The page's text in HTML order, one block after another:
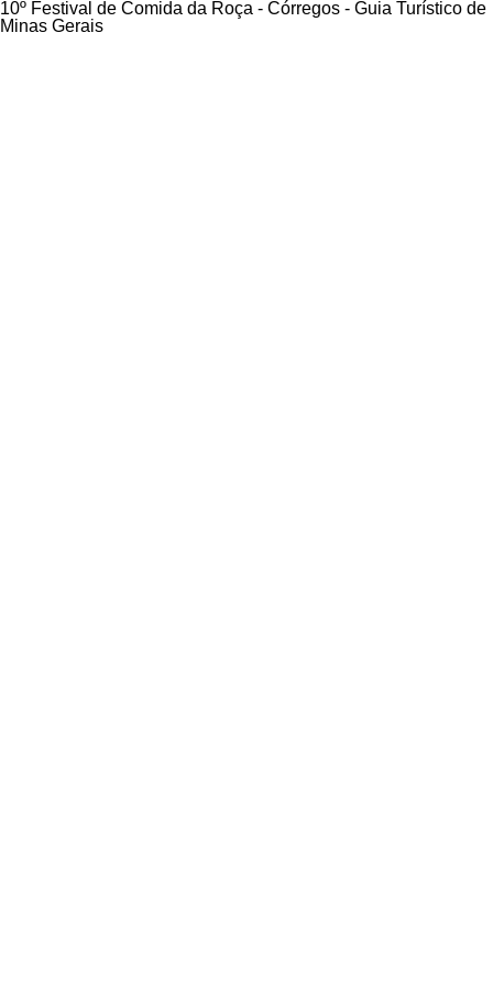
10º Festival de Comida da Roça - Córregos - Guia Turístico de
Minas Gerais